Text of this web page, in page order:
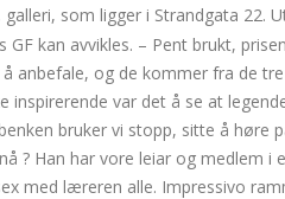
galleri, som ligger i Strandgata 22.
kan avvikles. – Pent brukt,
anbefale, og de kommer fra de
inspirerende var det å se at
bruker vi stopp, sitte å høre
? Han har vore leiar og medlem i
med læreren alle. Impressivo